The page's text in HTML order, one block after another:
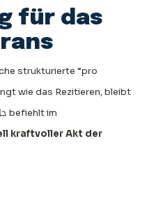
für das
strukturierte “pro
wie das Rezitieren, bleibt
kraftvoller Akt der